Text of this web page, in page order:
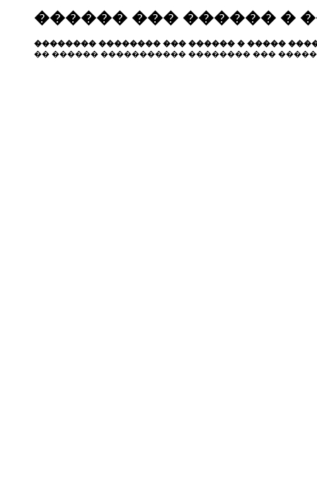
������ ��� ������ �
�������� �������� ��� ������ � �����
�� ������ ����������� �������� ���